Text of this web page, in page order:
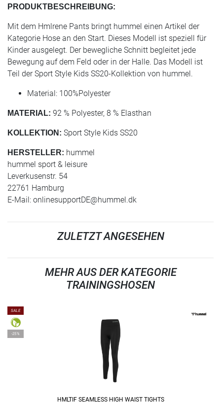
PRODUKTBESCHREIBUNG:
Mit dem Hmlrene Pants bringt hummel einen Artikel der
Kategorie Hose an den Start. Dieses Modell ist speziell für
Kinder ausgelegt. Der bewegliche Schnitt begleitet jede
Bewegung auf dem Feld oder in der Halle. Das Modell ist
Teil der Sport Style Kids SS20-Kollektion von hummel.
Material: 100%Polyester
MATERIAL: 92 % Polyester, 8 % Elasthan
KOLLEKTION: Sport Style Kids SS20
HERSTELLER: hummel
hummel sport & leisure
Leverkusenstr. 54
22761 Hamburg
E-Mail: onlinesupportDE@hummel.dk
ZULETZT ANGESEHEN
MEHR AUS DER KATEGORIE
TRAININGSHOSEN
SALE
-25%
HMLTIF SEAMLESS HIGH WAIST TIGHTS